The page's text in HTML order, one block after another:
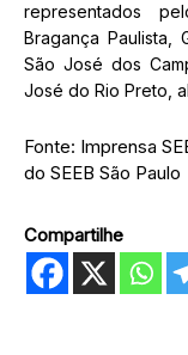
representados
Bragança Paulista,
São José dos
José do Rio Preto,
Fonte: Imprensa
do SEEB São Paulo
Compartilhe